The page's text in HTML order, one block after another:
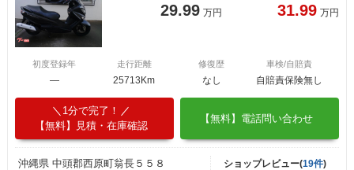
29.99 万円 31.99 万円
初度登録年
―
走行距離
25713Km
修復歴
なし
車検/自賠責
自賠責保険無し
1分で完了！
【無料】見積・在庫確認
【無料】電話問い合わせ
沖縄県 中頭郡西原町翁長５５８
ショップレビュー(19件)